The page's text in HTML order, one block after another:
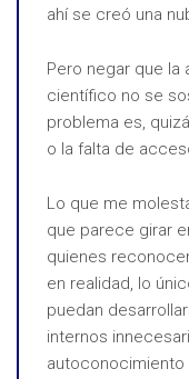
ahí se creó una
Pero negar que la
científico no se
problema es,
o la falta de
Lo que me
que parece girar
quienes
en realidad, lo
puedan
internos
autoconocimiento